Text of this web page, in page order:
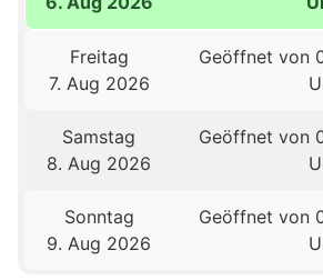
Freitag
7. Aug 2026
Geöffnet von
Samstag
8. Aug 2026
Geöffnet von
Sonntag
9. Aug 2026
Geöffnet von